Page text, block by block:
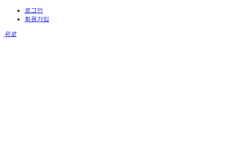
로그인
회원가입
위로